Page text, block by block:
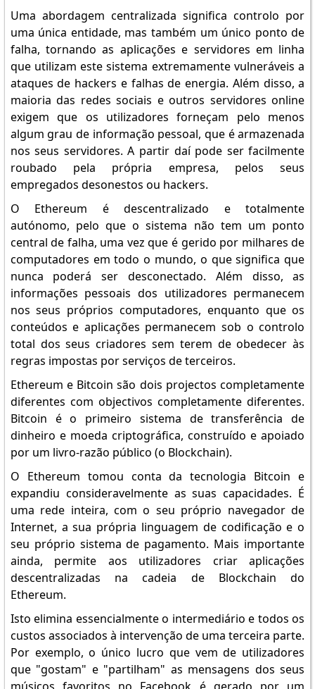
Uma abordagem centralizada significa controlo por
uma única entidade, mas também um único ponto de
falha, tornando as aplicações e servidores em linha
que utilizam este sistema extremamente vulneráveis a
ataques de hackers e falhas de energia. Além disso, a
maioria das redes sociais e outros servidores online
exigem que os utilizadores forneçam pelo menos
algum grau de informação pessoal, que é armazenada
nos seus servidores. A partir daí pode ser facilmente
roubado pela própria empresa, pelos seus
empregados desonestos ou hackers.
O Ethereum é descentralizado e totalmente
autónomo, pelo que o sistema não tem um ponto
central de falha, uma vez que é gerido por milhares de
computadores em todo o mundo, o que significa que
nunca poderá ser desconectado. Além disso, as
informações pessoais dos utilizadores permanecem
nos seus próprios computadores, enquanto que os
conteúdos e aplicações permanecem sob o controlo
total dos seus criadores sem terem de obedecer às
regras impostas por serviços de terceiros.
Ethereum e Bitcoin são dois projectos completamente
diferentes com objectivos completamente diferentes.
Bitcoin é o primeiro sistema de transferência de
dinheiro e moeda criptográfica, construído e apoiado
por um livro-razão público (o Blockchain).
O Ethereum tomou conta da tecnologia Bitcoin e
expandiu consideravelmente as suas capacidades. É
uma rede inteira, com o seu próprio navegador de
Internet, a sua própria linguagem de codificação e o
seu próprio sistema de pagamento. Mais importante
ainda, permite aos utilizadores criar aplicações
descentralizadas na cadeia de Blockchain do
Ethereum.
Isto elimina essencialmente o intermediário e todos os
custos associados à intervenção de uma terceira parte.
Por exemplo, o único lucro que vem de utilizadores
que "gostam" e "partilham" as mensagens dos seus